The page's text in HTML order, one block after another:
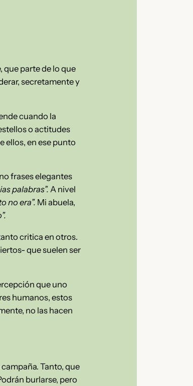
que parte de lo que
secretamente y
cuando la
o actitudes
ellos, en ese punto
frases elegantes
palabras”. A nivel
no era”. Mi abuela,
critica en otros.
que suelen ser
que uno
humanos, estos
no las hacen
Tanto, que
burlarse, pero